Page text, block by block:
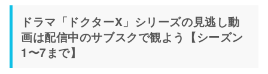
ドラマ「ドクターX」シリーズの見逃し動
画は配信中のサブスクで観よう【シーズン
1〜7まで】